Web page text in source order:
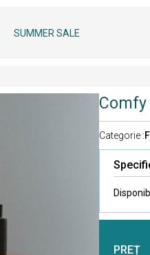
SUMMER SALE
Categorie :
PREȚ